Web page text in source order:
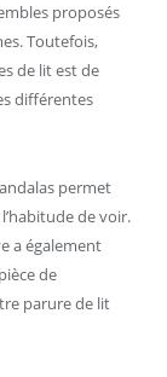
proposés
Toutefois,
de lit est de
différentes
permet
de voir.
a également
de
parure de lit